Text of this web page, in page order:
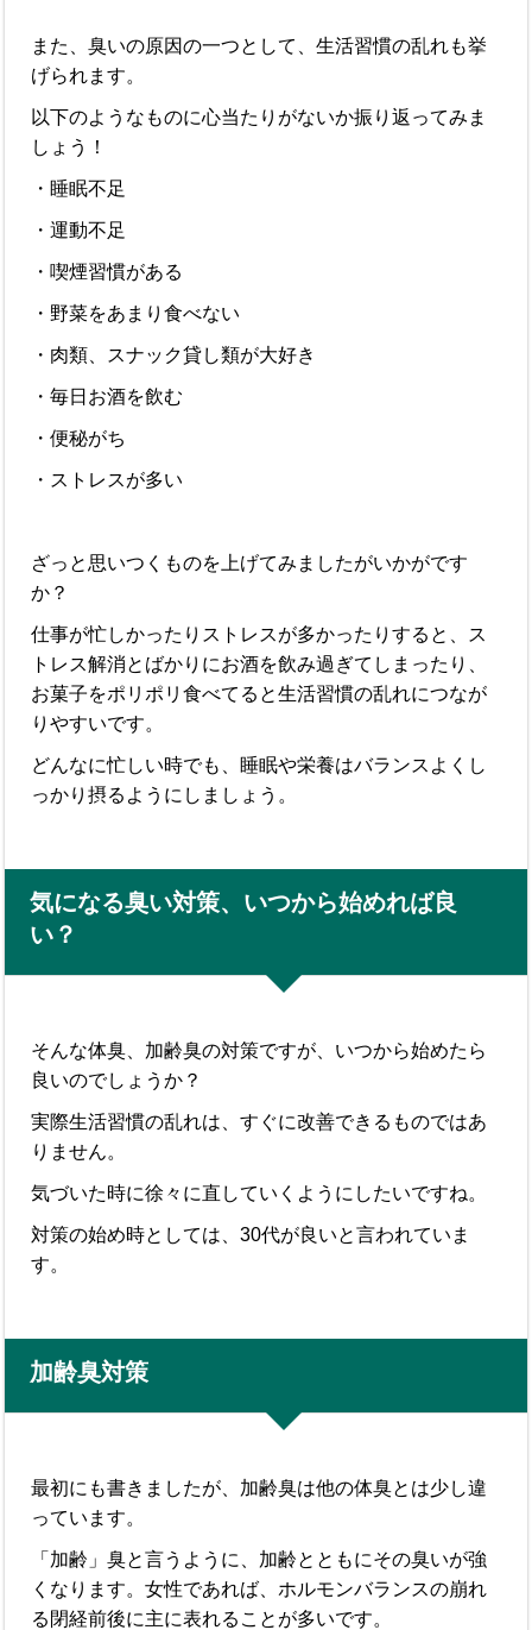
また、臭いの原因の一つとして、生活習慣の乱れも挙
げられます。
以下のようなものに心当たりがないか振り返ってみま
しょう！
・睡眠不足
・運動不足
・喫煙習慣がある
・野菜をあまり食べない
・肉類、スナック貸し類が大好き
・毎日お酒を飲む
・便秘がち
・ストレスが多い
ざっと思いつくものを上げてみましたがいかがです
か？
仕事が忙しかったりストレスが多かったりすると、ス
トレス解消とばかりにお酒を飲み過ぎてしまったり、
お菓子をポリポリ食べてると生活習慣の乱れにつなが
りやすいです。
どんなに忙しい時でも、睡眠や栄養はバランスよくし
っかり摂るようにしましょう。
気になる臭い対策、いつから始めれば良
い？
そんな体臭、加齢臭の対策ですが、いつから始めたら
良いのでしょうか？
実際生活習慣の乱れは、すぐに改善できるものではあ
りません。
気づいた時に徐々に直していくようにしたいですね。
対策の始め時としては、30代が良いと言われていま
す。
加齢臭対策
最初にも書きましたが、加齢臭は他の体臭とは少し違
っています。
「加齢」臭と言うように、加齢とともにその臭いが強
くなります。女性であれば、ホルモンバランスの崩れ
る閉経前後に主に表れることが多いです。